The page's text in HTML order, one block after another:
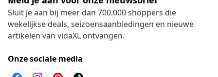
Sluit je aan bij meer dan 700.000 shoppers die
wekelijkse deals, seizoensaanbiedingen en nieuwe
artikelen van vidaXL ontvangen.
Onze sociale media